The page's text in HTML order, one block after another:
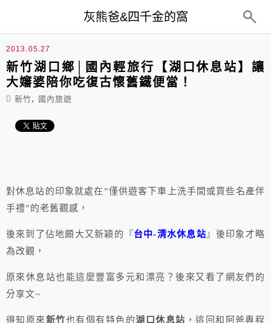
灰熊爸&四千金的窩
2013.05.27
新竹湖口鄉│國內輕旅行【湖口休息站】讓
大嬸婆陪你吃復古懷舊鐵便當！
新竹, 國內旅遊
對休息站的印象就處在”僅供遊客下車上洗手間或買些名產伴
手禮”的老舊觀感，
後來到了佔地頗大又新穎的『台中-清水休息站』後印象才略
為改觀，
原來休息站也能這麼豐富多元和漂亮？後來又看了網友們的
分享文~
得知原來新竹也有個有特色的湖口休息站 ，這回和阿爸專程